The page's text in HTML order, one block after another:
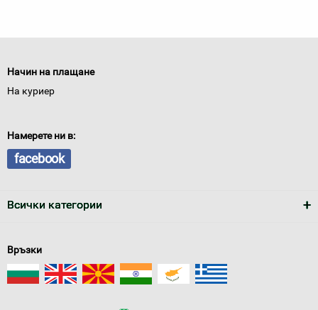
Начин на плащане
На куриер
Намерете ни в:
facebook
Всички категории
Връзки